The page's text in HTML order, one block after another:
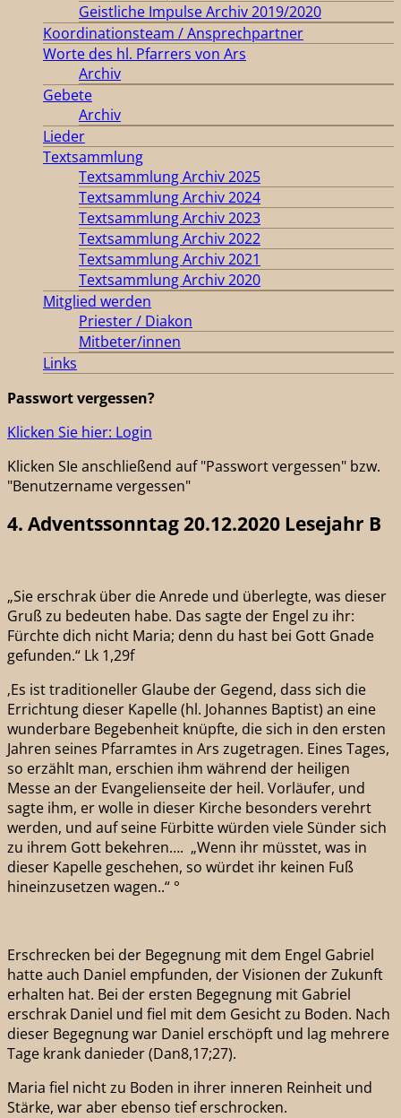
Geistliche Impulse Archiv 2019/2020
Koordinationsteam / Ansprechpartner
Worte des hl. Pfarrers von Ars
Archiv
Gebete
Archiv
Lieder
Textsammlung
Textsammlung Archiv 2025
Textsammlung Archiv 2024
Textsammlung Archiv 2023
Textsammlung Archiv 2022
Textsammlung Archiv 2021
Textsammlung Archiv 2020
Mitglied werden
Priester / Diakon
Mitbeter/innen
Links
Passwort vergessen?
Klicken Sie hier: Login
Klicken SIe anschließend auf "Passwort vergessen" bzw.
"Benutzername vergessen"
4. Adventssonntag 20.12.2020 Lesejahr B
„Sie erschrak über die Anrede und überlegte, was dieser
Gruß zu bedeuten habe. Das sagte der Engel zu ihr:
Fürchte dich nicht Maria; denn du hast bei Gott Gnade
gefunden.“ Lk 1,29f
‚Es ist traditioneller Glaube der Gegend, dass sich die
Errichtung dieser Kapelle (hl. Johannes Baptist) an eine
wunderbare Begebenheit knüpfte, die sich in den ersten
Jahren seines Pfarramtes in Ars zugetragen. Eines Tages,
so erzählt man, erschien ihm während der heiligen
Messe an der Evangelienseite der heil. Vorläufer, und
sagte ihm, er wolle in dieser Kirche besonders verehrt
werden, und auf seine Fürbitte würden viele Sünder sich
zu ihrem Gott bekehren…. „Wenn ihr müsstet, was in
dieser Kapelle geschehen, so würdet ihr keinen Fuß
hineinzusetzen wagen..“ °
Erschrecken bei der Begegnung mit dem Engel Gabriel
hatte auch Daniel empfunden, der Visionen der Zukunft
erhalten hat. Bei der ersten Begegnung mit Gabriel
erschrak Daniel und fiel mit dem Gesicht zu Boden. Nach
dieser Begegnung war Daniel erschöpft und lag mehrere
Tage krank danieder (Dan8,17;27).
Maria fiel nicht zu Boden in ihrer inneren Reinheit und
Stärke, war aber ebenso tief erschrocken.